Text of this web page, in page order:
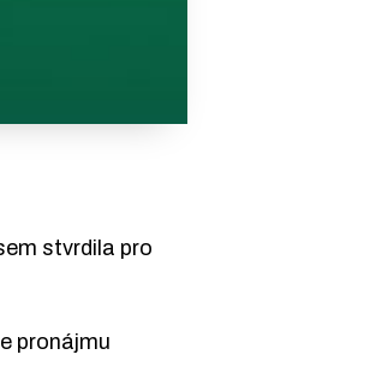
stvrdila pro
pronájmu